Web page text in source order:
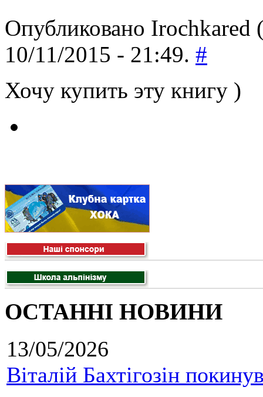
Опубликовано Irochkared
10/11/2015 - 21:49. #
Хочу купить эту книгу )
ОСТАННІ НОВИНИ
13/05/2026
Віталій Бахтігозін